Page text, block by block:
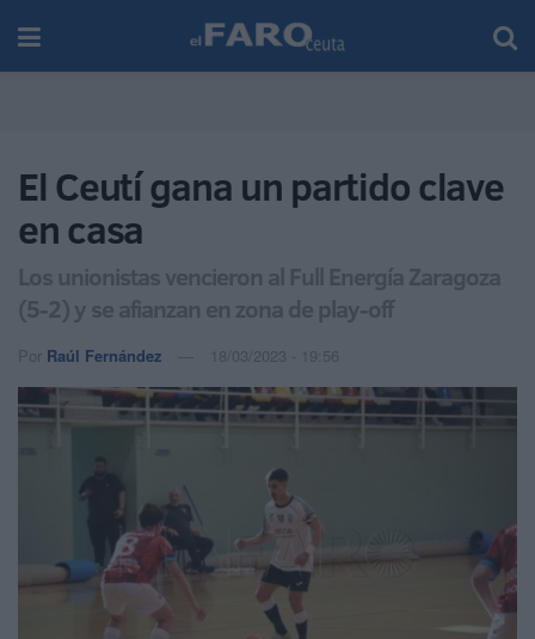
El Ceutí gana un partido clave
en casa
Los unionistas vencieron al Full Energía Zaragoza
(5-2) y se afianzan en zona de play-off
Por Raúl Fernández 18/03/2023 - 19:56